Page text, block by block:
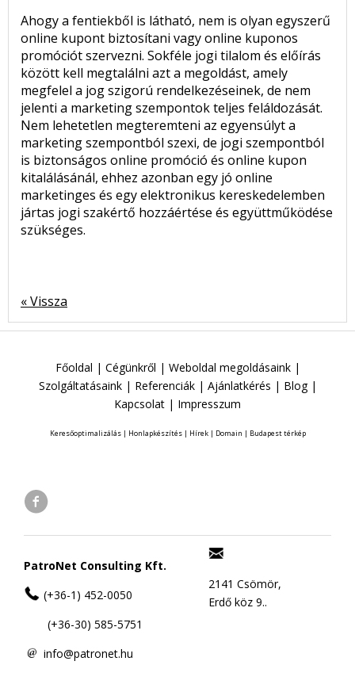
Ahogy a fentiekből is látható, nem is olyan egyszerű
online kupont biztosítani vagy online kuponos
promóciót szervezni. Sokféle jogi tilalom és előírás
között kell megtalálni azt a megoldást, amely
megfelel a jog szigorú rendelkezéseinek, de nem
jelenti a marketing szempontok teljes feláldozását.
Nem lehetetlen megteremteni az egyensúlyt a
marketing szempontból szexi, de jogi szempontból
is biztonságos online promóció és online kupon
kitalálásánál, ehhez azonban egy jó online
marketinges és egy elektronikus kereskedelemben
jártas jogi szakértő hozzáértése és együttműködése
szükséges.
« Vissza
Főoldal | Cégünkről | Weboldal megoldásaink|
Szolgáltatásaink| Referenciák| Ajánlatkérés | Blog|
Kapcsolat | Impresszum
Keresőoptimalizálás| Honlapkészítés| Hírek| Domain | Budapest térkép
PatroNet Consulting Kft.
(+36-1) 452-0050
(+36-30) 585-5751
info@patronet.hu
2141 Csömör,
Erdő köz 9..